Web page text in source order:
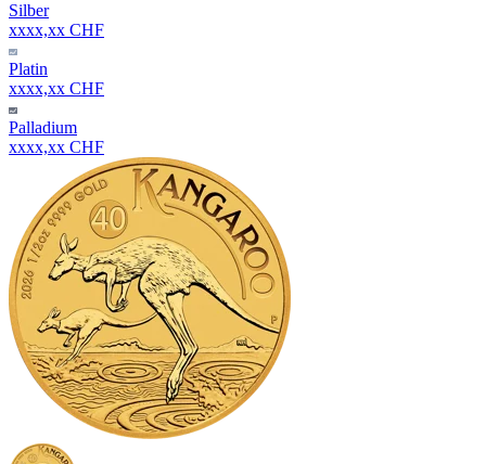
Silber
xxxx,xx CHF
Platin
xxxx,xx CHF
Palladium
xxxx,xx CHF